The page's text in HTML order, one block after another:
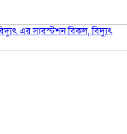
এর সাবস্টশন বিকল, বিদ্যুৎ